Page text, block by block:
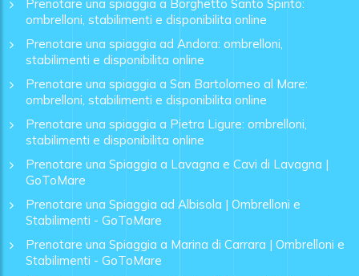
Prenotare una spiaggia a Borghetto Santo Spirito:
ombrelloni, stabilimenti e disponibilita online
Prenotare una spiaggia ad Andora: ombrelloni,
stabilimenti e disponibilita online
Prenotare una spiaggia a San Bartolomeo al Mare:
ombrelloni, stabilimenti e disponibilita online
Prenotare una spiaggia a Pietra Ligure: ombrelloni,
stabilimenti e disponibilita online
Prenotare una Spiaggia a Lavagna e Cavi di Lavagna |
GoToMare
Prenotare una Spiaggia ad Albisola | Ombrelloni e
Stabilimenti - GoToMare
Prenotare una Spiaggia a Marina di Carrara | Ombrelloni e
Stabilimenti - GoToMare